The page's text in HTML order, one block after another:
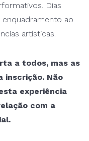
Dias
ao
artísticas.
a todos, mas as
inscrição. Não
experiência
com a